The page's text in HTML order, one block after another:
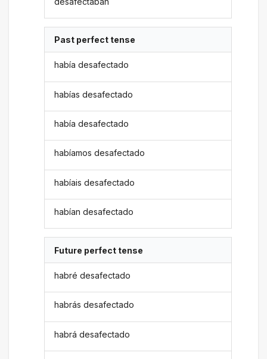
Past perfect tense
había desafectado
habías desafectado
había desafectado
habíamos desafectado
habíais desafectado
habían desafectado
Future perfect tense
habré desafectado
habrás desafectado
habrá desafectado